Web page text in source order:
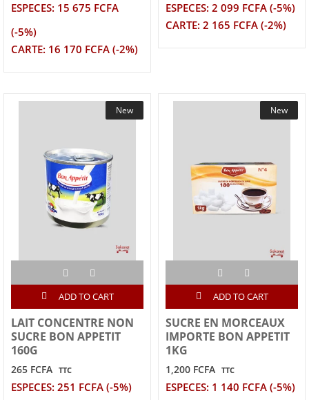
ESPECES: 15 675 FCFA
(-5%)
CARTE: 16 170 FCFA (-2%)
ESPECES: 2 099 FCFA (-5%)
CARTE: 2 165 FCFA (-2%)
New
ADD TO CART
LAIT CONCENTRE NON
SUCRE BON APPETIT
160G
265 FCFA TTC
ESPECES: 251 FCFA (-5%)
New
ADD TO CART
SUCRE EN MORCEAUX
IMPORTE BON APPETIT
1KG
1,200 FCFA TTC
ESPECES: 1 140 FCFA (-5%)